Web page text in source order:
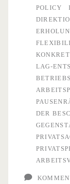
POLICY
LAG-
DER